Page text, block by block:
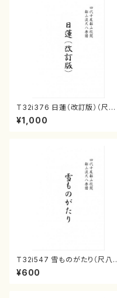
T32i376 日蓮（改訂版）（尺八/
宮城道雄/楽譜）都山流公刊楽譜
曲番:2081
¥1,000
T32i547 雪ものがたり（尺八/
沢井忠夫/楽譜）都山流公刊楽譜
曲番:2256
¥600